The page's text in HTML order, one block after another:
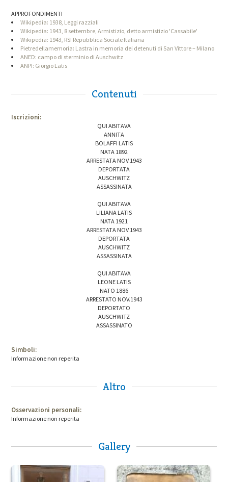
APPROFONDIMENTI
Wikipedia: 1938, Leggi razziali
Wikipedia: 1943, 8 settembre, Armistizio, detto armistizio 'Cassabile'
Wikipedia: 1943, RSI Repubblica Sociale Italiana
Pietredellamemoria: Lastra in memoria dei detenuti di San Vittore – Milano
ANED: campo di sterminio di Auschwitz
ANPI: Giorgio Latis
Contenuti
Iscrizioni:
QUI ABITAVA
ANNITA
BOLAFFI LATIS
NATA 1892
ARRESTATA NOV.1943
DEPORTATA
AUSCHWITZ
ASSASSINATA
QUI ABITAVA
LILIANA LATIS
NATA 1921
ARRESTATA NOV.1943
DEPORTATA
AUSCHWITZ
ASSASSINATA
QUI ABITAVA
LEONE LATIS
NATO 1886
ARRESTATO NOV.1943
DEPORTATO
AUSCHWITZ
ASSASSINATO
Simboli:
Informazione non reperita
Altro
Osservazioni personali:
Informazione non reperita
Gallery